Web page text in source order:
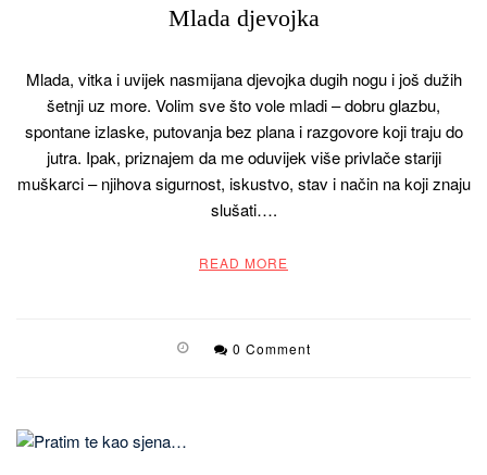
Mlada djevojka
Mlada, vitka i uvijek nasmijana djevojka dugih nogu i još dužih
šetnji uz more. Volim sve što vole mladi – dobru glazbu,
spontane izlaske, putovanja bez plana i razgovore koji traju do
jutra. Ipak, priznajem da me oduvijek više privlače stariji
muškarci – njihova sigurnost, iskustvo, stav i način na koji znaju
slušati….
READ MORE
0 Comment